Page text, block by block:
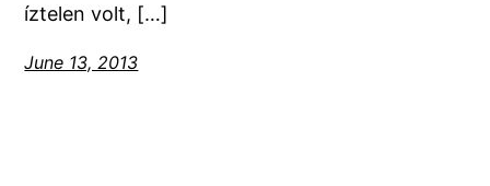
íztelen volt, […]
June 13, 2013